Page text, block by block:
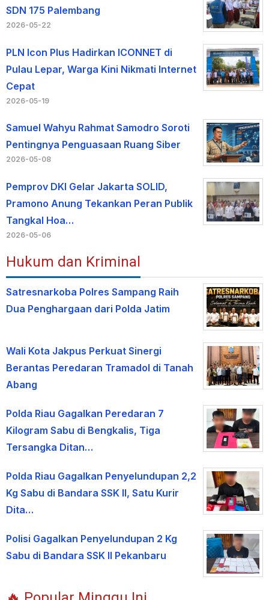
SDN 175 Palembang
2026-05-22
PLN Icon Plus Hadirkan ICONNET di
Pulau Lepar, Warga Kini Nikmati Internet
Cepat
2026-05-19
Samuel Wahyu Rahmat Samodro Soroti
Pentingnya Penguasaan Ruang Siber
2026-05-08
Pemprov DKI Gelar Jakarta SOLID,
Pramono Anung Tekankan Peran Publik
Tangkal Hoa…
2026-05-06
Hukum dan Kriminal
Satresnarkoba Polres Sampang Raih
Dua Penghargaan dari Polda Jatim
Wali Kota Jakpus Perkuat Sinergi
Berantas Peredaran Tramadol di Tanah
Abang
Polda Riau Gagalkan Peredaran 7
Kilogram Sabu di Bengkalis, Tiga
Tersangka Ditan…
Polda Riau Gagalkan Penyelundupan 2,2
Kg Sabu di Bandara SSK II, Satu Kurir
Dita…
Polisi Gagalkan Penyelundupan 2 Kg
Sabu di Bandara SSK II Pekanbaru